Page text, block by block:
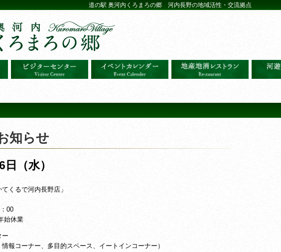
道の駅 奥河内くろまろの郷 河内長野の地域活性・交流拠点
知らせ
（水）
くるで河内長野店」
00
始休業
ー
情報コーナー、多目的スペース、イートインコーナー）